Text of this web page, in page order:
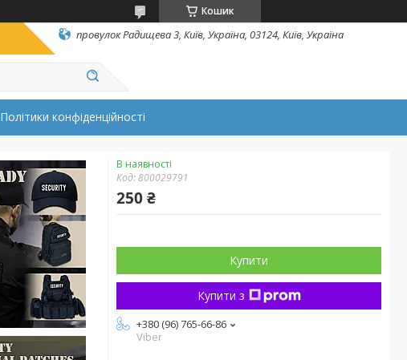
Кошик
провулок Радищева 3, Київ, Україна, 03124, Київ, Україна
Політики конфіденційності
В наявності
Код:800029791
250 ₴
Купити
Купити з
+380 (96) 765-66-86
Viber